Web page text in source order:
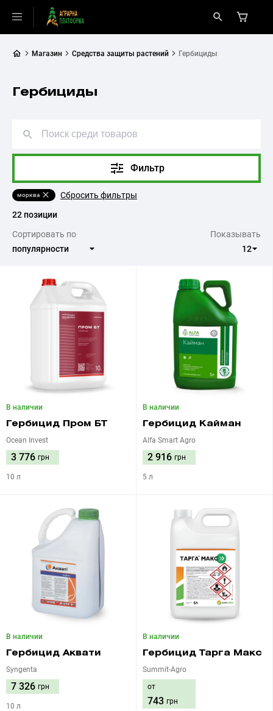
Магазин Средства защиты растений Гербициды
Гербициды
морква Сбросить фильтры
Фильтр
22 позиции
Сортировать по
Показывать
В наличии
Гербицид Пром БТ
Ocean Invest
3 776 грн
10 л
В наличии
Гербицид Кайман
Alfa Smart Agro
2 916 грн
5 л
В наличии
Гербицид Аквати
Syngenta
7 326 грн
10 л
В наличии
Гербицид Тарга Макс
Summit-Agro
от
743 грн